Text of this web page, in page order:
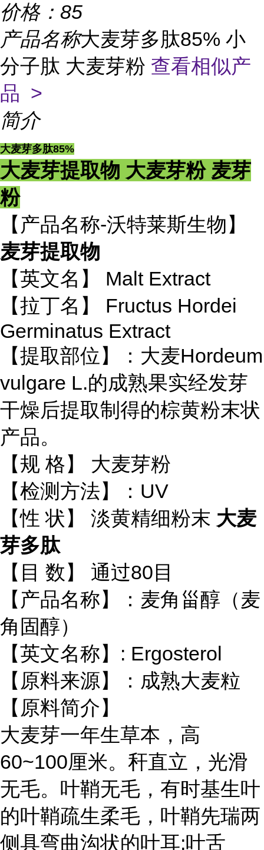
价格： 85
产品名称大麦芽多肽85% 小
分子肽 大麦芽粉 查看相似产
品 >
简介
大麦芽多肽85%
大麦芽提取物 大麦芽粉 麦芽
粉
【产品名称-沃特莱斯生物】
麦芽提取物
【英文名】 Malt Extract
【拉丁名】 Fructus Hordei
Germinatus Extract
【提取部位】：大麦Hordeum
vulgare L.的成熟果实经发芽
干燥后提取制得的棕黄粉末状
产品。
【规 格】 大麦芽粉
【检测方法】：UV
【性 状】 淡黄精细粉末 大麦
芽多肽
【目 数】 通过80目
【产品名称】：麦角甾醇（麦
角固醇）
【英文名称】: Ergosterol
【原料来源】：成熟大麦粒
【原料简介】
大麦芽一年生草本，高
60~100厘米。秆直立，光滑
无毛。叶鞘无毛，有时基生叶
的叶鞘疏生柔毛，叶鞘先瑞两
侧具弯曲沟状的叶耳;叶舌